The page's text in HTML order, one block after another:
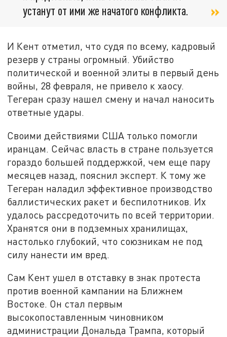
устанут от ими же начатого конфликта.
И Кент отметил, что судя по всему, кадровый
резерв у страны огромный. Убийство
политической и военной элиты в первый день
войны, 28 февраля, не привело к хаосу.
Тегеран сразу нашел смену и начал наносить
ответные удары.
Своими действиями США только помогли
иранцам. Сейчас власть в стране пользуется
гораздо большей поддержкой, чем еще пару
месяцев назад, пояснил эксперт. К тому же
Тегеран наладил эффективное производство
баллистических ракет и беспилотников. Их
удалось рассредоточить по всей территории.
Хранятся они в подземных хранилищах,
настолько глубокий, что союзникам не под
силу нанести им вред.
Сам Кент ушел в отставку в знак протеста
против военной кампании на Ближнем
Востоке. Он стал первым
высокопоставленным чиновником
администрации Дональда Трампа, который